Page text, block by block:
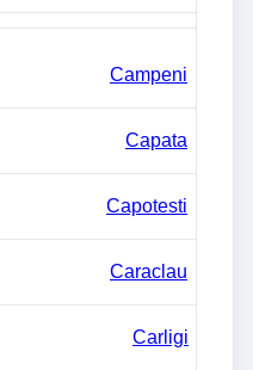
Campeni
Capata
Capotesti
Caraclau
Carligi